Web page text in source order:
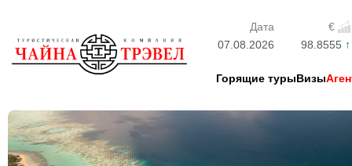
Дата
€
07.08.2026
98.8555
Горящие турыВизы